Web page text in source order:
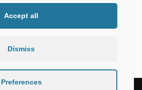
Accept all
Dismiss
Preferences